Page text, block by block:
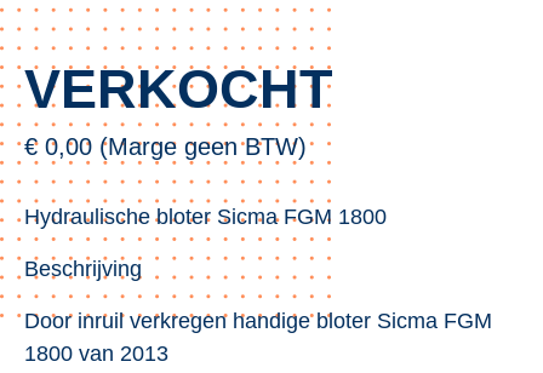
VERKOCHT
€ 0,00 (Marge geen BTW)
Hydraulische bloter Sicma FGM 1800
Beschrijving
Door inruil verkregen handige bloter Sicma FGM
1800 van 2013